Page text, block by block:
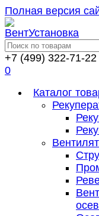
Полная версия
+7 (499) 322-71-22
0
Каталог